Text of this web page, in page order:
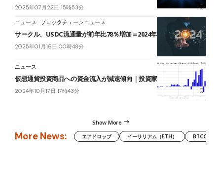
2025年07月22日 15時53分
ニュース ブロックチェーンニュース
サークル、USDC流通量が前年比78％増加＝2024年成長報告
2025年01月16日 00時48分
ニュース
仮想通貨投資商品への資金流入が減速傾向｜投資家は躊躇か
2024年10月17日 17時43分
Show More
More News: エアドロップ イーサリアム（ETH） BTCC